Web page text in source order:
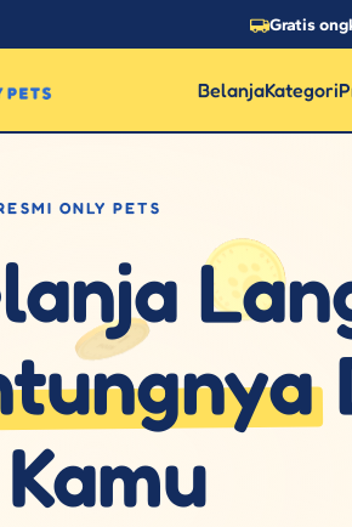
Gratis
BelanjaKategori
ONLY PETS